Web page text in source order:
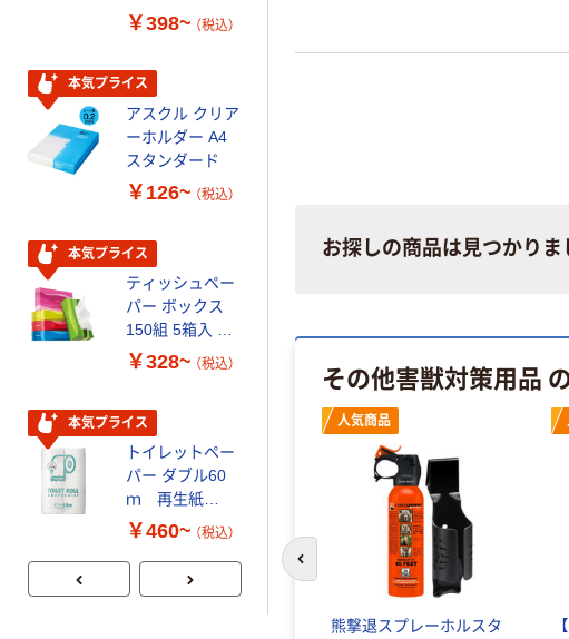
お探しの商品は見つかりま
その他害獣対策用品
人気商品
熊撃退スプレーホルスタ
前のスライドへ
ーフリー）
￥398~ （税込）
本気プライス
アスクル クリア
ーホルダー A4
スタンダード
￥126~ （税込）
本気プライス
ティッシュペー
パー ボックス
150組 5箱入 ア
スクル スマート
証
￥328~ （税込）
本気プライス
トイレットペー
パー ダブル60
ｍ 再生紙
100% 6ロール
芯あり FSC認
証
￥460~ （税込）
期間限定価格
リー）
￥298~ （税込）
本気プライス
嬬恋銘水 ナチュ
ラルミネラルウ
ォーター 500ml
キャップシール
付き／2Lラベル
レス 10本
￥1,037~
（税込）
本
オ